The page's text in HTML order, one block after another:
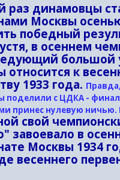
раз динамовцы
Москвы
победный
в осеннем
большой
относится к
1933 года.
поделили с ЦДКА -
принес нулевую ничью.
свой
завоевало в
Москвы 1934
весеннего